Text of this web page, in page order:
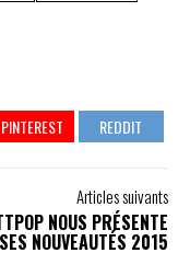
Articles suivants
NOUS PRÉSENTE
SES NOUVEAUTÉS 2015